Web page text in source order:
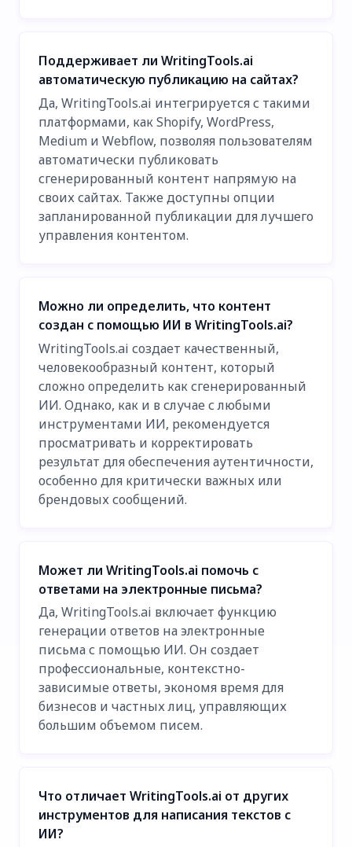
Поддерживает ли WritingTools.ai
автоматическую публикацию на сайтах?
Да, WritingTools.ai интегрируется с такими
платформами, как Shopify, WordPress,
Medium и Webflow, позволяя пользователям
автоматически публиковать
сгенерированный контент напрямую на
своих сайтах. Также доступны опции
запланированной публикации для лучшего
управления контентом.
Можно ли определить, что контент
создан с помощью ИИ в WritingTools.ai?
WritingTools.ai создает качественный,
человекообразный контент, который
сложно определить как сгенерированный
ИИ. Однако, как и в случае с любыми
инструментами ИИ, рекомендуется
просматривать и корректировать
результат для обеспечения аутентичности,
особенно для критически важных или
брендовых сообщений.
Может ли WritingTools.ai помочь с
ответами на электронные письма?
Да, WritingTools.ai включает функцию
генерации ответов на электронные
письма с помощью ИИ. Он создает
профессиональные, контекстно-
зависимые ответы, экономя время для
бизнесов и частных лиц, управляющих
большим объемом писем.
Что отличает WritingTools.ai от других
инструментов для написания текстов с
ИИ?